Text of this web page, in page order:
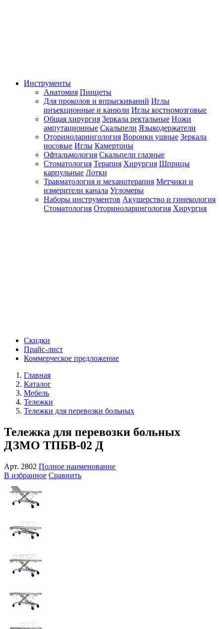
Инструменты
Анатомия Пинцеты
Для проколов и впрыскиваний Иглы
инъекционные и канюли Иглы костномозговые
Общая хирургия Зеркала ректальные Ножи
ампутационные Скальпели Языкодержатели
Оториноларингология Воронки ушные Зеркала
носовые Иглы Камертоны
Офтальмология Скальпели глазные
Стоматология Терапия Хирургия Шприцы
карпульные Лотки
Травматология и механотерапия Метчики и
измерители канала Угломеры
Наборы инструментов Акушерство и гинекология
Стоматология Оториноларингология Хирургия
Скидки
Прайс-лист
Коммерческое предложение
Главная
Каталог
Мебель
Тележки
Тележки для перевозки больных
Тележка для перевозки больных
ДЗМО ТПБВ-02 Д
Арт. 2802 Полное наименование
В избранное Сравнить